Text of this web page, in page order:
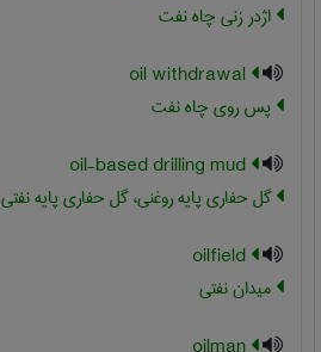
اژدر زنی چاه نفت
پس روی چاه نفت
گل حفاری پایه روغنی، گل حفاری پایه نفتی
میدان نفتی